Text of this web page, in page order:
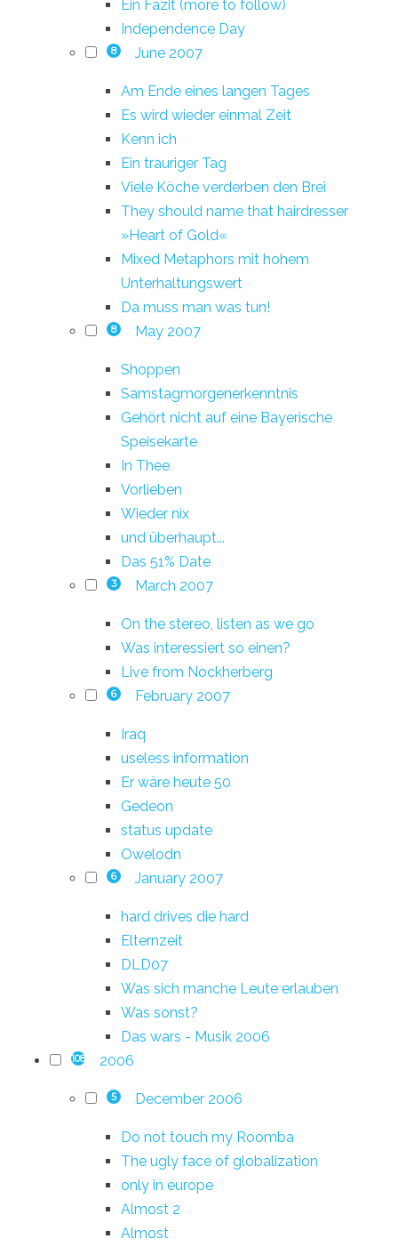
Ein Fazit (more to follow)
Independence Day
8 June 2007
Am Ende eines langen Tages
Es wird wieder einmal Zeit
Kenn ich
Ein trauriger Tag
Viele Köche verderben den Brei
They should name that hairdresser
»Heart of Gold«
Mixed Metaphors mit hohem
Unterhaltungswert
Da muss man was tun!
8 May 2007
Shoppen
Samstagmorgenerkenntnis
Gehört nicht auf eine Bayerische
Speisekarte
In Thee
Vorlieben
Wieder nix
und überhaupt...
Das 51% Date
3 March 2007
On the stereo, listen as we go
Was interessiert so einen?
Live from Nockherberg
6 February 2007
Iraq
useless information
Er wäre heute 50
Gedeon
status update
Owelodn
6 January 2007
hard drives die hard
Elternzeit
DLD07
Was sich manche Leute erlauben
Was sonst?
Das wars - Musik 2006
108 2006
5 December 2006
Do not touch my Roomba
The ugly face of globalization
only in europe
Almost 2
Almost